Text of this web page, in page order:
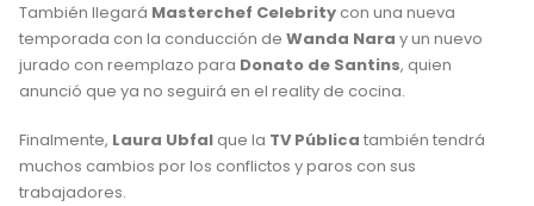
También llegará Masterchef Celebrity con una nueva
temporada con la conducción de Wanda Nara y un nuevo
jurado con reemplazo para Donato de Santins, quien
anunció que ya no seguirá en el reality de cocina.
Finalmente, Laura Ubfal que la TV Pública también tendrá
muchos cambios por los conflictos y paros con sus
trabajadores.